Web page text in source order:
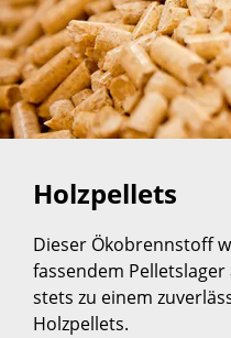
Holzpellets
Dieser Ökobrennstoff
fassendem
stets zu einem
Holzpellets.